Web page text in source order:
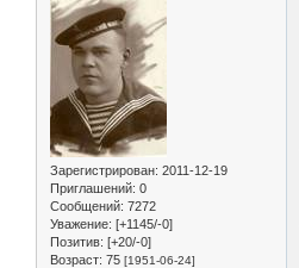
Зарегистрирован: 2011-12-19
Приглашений: 0
Сообщений: 7272
Уважение: [+1145/-0]
Позитив: [+20/-0]
Возраст: 75 [1951-06-24]